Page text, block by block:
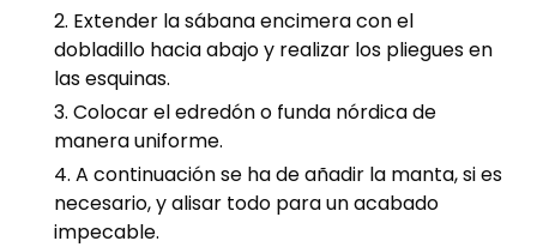
Extender la sábana encimera con el
dobladillo hacia abajo y realizar los pliegues en
las esquinas.
Colocar el edredón o funda nórdica de
manera uniforme.
A continuación se ha de añadir la manta, si es
necesario, y alisar todo para un acabado
impecable.